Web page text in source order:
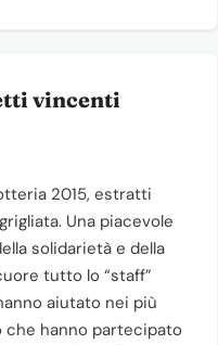
vincenti
2015, estratti
Una piacevole
solidarietà e della
tutto lo “staff”
aiutato nei più
hanno partecipato